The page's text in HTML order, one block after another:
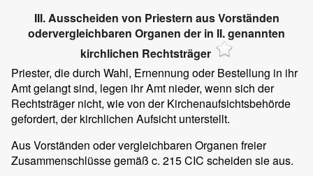
III. Ausscheiden von Priestern aus Vorständen
odervergleichbaren Organen der in II. genannten
kirchlichen Rechtsträger
Priester, die durch Wahl, Ernennung oder Bestellung in ihr
Amt gelangt sind, legen ihr Amt nieder, wenn sich der
Rechtsträger nicht, wie von der Kirchenaufsichtsbehörde
gefordert, der kirchlichen Aufsicht unterstellt.
Aus Vorständen oder vergleichbaren Organen freier
Zusammenschlüsse gemäß c. 215 CIC scheiden sie aus.